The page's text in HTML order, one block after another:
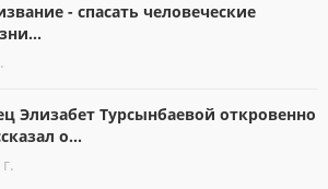
- спасать человеческие
Элизабет Турсынбаевой откровенно
о...